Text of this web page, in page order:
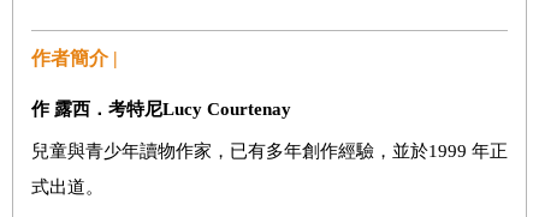
作者簡介 |
作 露西．考特尼Lucy Courtenay
兒童與青少年讀物作家，已有多年創作經驗，並於1999 年正
式出道。